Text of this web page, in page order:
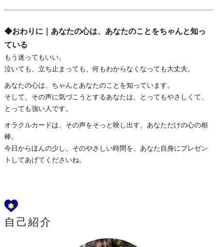
◆おわりに｜あなたの心は、あなたのことをちゃんと知っ
ている
もう迷ってもいい。
泣いても、立ち止まっても、何もわからなくなっても大丈夫。
あなたの心は、ちゃんとあなたのことを知っています。
そして、その声に気づこうとするあなたは、とってもやさしくて、
とっても強い人です。
オラクルカードは、その声をそっと映し出す、あなただけの心の相
棒。
今日からほんの少し、そのやさしい時間を、あなた自身にプレゼン
トしてあげてくださいね。
自己紹介